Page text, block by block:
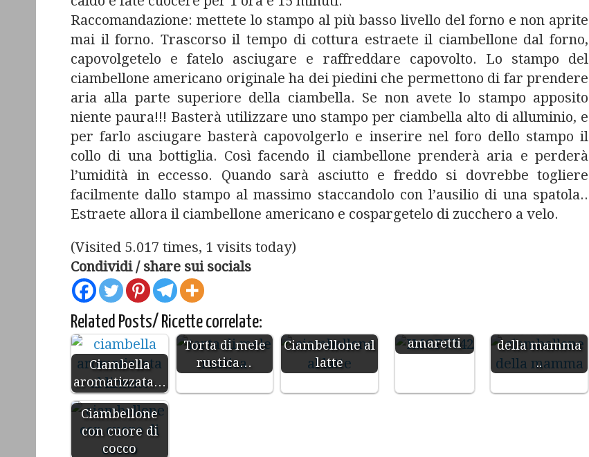
Raccomandazione: mettete lo stampo al più basso livello del forno e non aprite
mai il forno. Trascorso il tempo di cottura estraete il ciambellone dal forno,
capovolgetelo e fatelo asciugare e raffreddare capovolto. Lo stampo del
ciambellone americano originale ha dei piedini che permettono di far prendere
aria alla parte superiore della ciambella. Se non avete lo stampo apposito
niente paura!!! Basterà utilizzare uno stampo per ciambella alto di alluminio, e
per farlo asciugare basterà capovolgerlo e inserire nel foro dello stampo il
collo di una bottiglia. Così facendo il ciambellone prenderà aria e perderà
l’umidità in eccesso. Quando sarà asciutto e freddo si dovrebbe togliere
facilmente dallo stampo al massimo staccandolo con l’ausilio di una spatola..
Estraete allora il ciambellone americano e cospargetelo di zucchero a velo.
(Visited 5.017 times, 1 visits today)
Condividi / share sui socials
Related Posts/ Ricette correlate:
Ciambella
aromatizzata…
Torta di mele
rustica…
Ciambellone al
latte
amaretti
della mamma
..
Ciambellone
con cuore di
cocco